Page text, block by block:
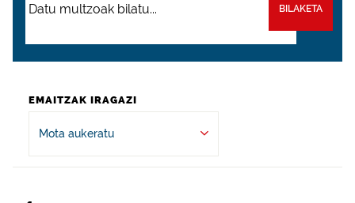
BILAKETA
EMAITZAK IRAGAZI
Mota aukeratu